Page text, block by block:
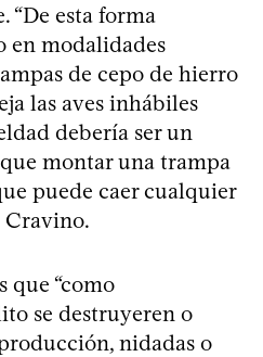
“De esta forma
en modalidades
de cepo de hierro
las aves inhábiles
debería ser un
montar una trampa
puede caer cualquier
Cravino.
que “como
se destruyeren o
nidadas o